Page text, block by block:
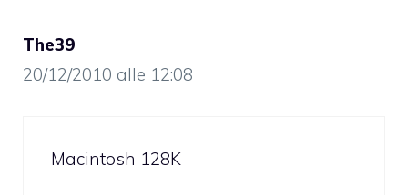
The39
20/12/2010 alle 12:08
Macintosh 128K